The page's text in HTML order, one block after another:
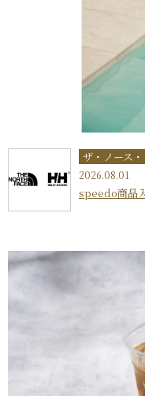
ザ・ノース
2026.08.01
speedo商品